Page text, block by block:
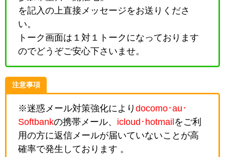
を記入の上直接メッセージをお送りくださ
い。
トーク画面は１対１トークになっております
のでどうぞご安心下さいませ。
注意事項
※迷惑メール対策強化により docomo･au･
Softbankの携帯メール、 icloud･hotmail をご利
用の方に返信メールが届いていないことが高
確率で発生しております 。